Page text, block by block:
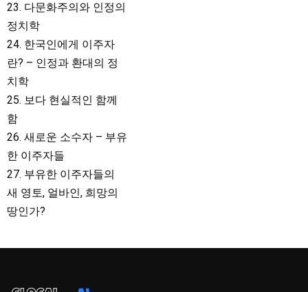
23. 다문화주의와 인정의
정치학
24. 한국인에게 이주자
란? – 인정과 환대의 정
치학
25. 보다 현실적인 함께
함
26. 새로운 소수자 – 부유
한 이주자들
27. 부유한 이주자들의
새 영토, 얼바인, 희망의
땅인가?